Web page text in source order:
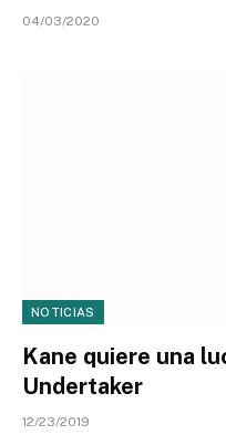
04/03/2020
NOTICIAS
Kane quiere una
Undertaker
12/23/2019